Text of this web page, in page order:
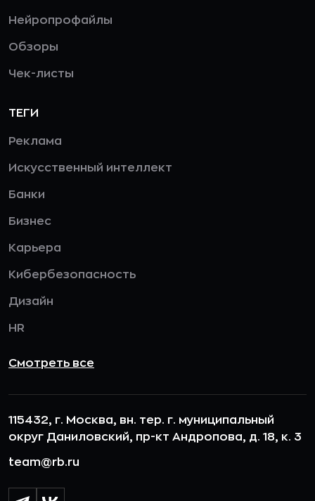
Нейропрофайлы
Обзоры
Чек-листы
ТЕГИ
Реклама
Искусственный интеллект
Банки
Бизнес
Карьера
Кибербезопасность
Дизайн
HR
Смотреть все
115432, г. Москва, вн. тер. г. муниципальный
округ Даниловский, пр-кт Андропова, д. 18, к. 3
team@rb.ru